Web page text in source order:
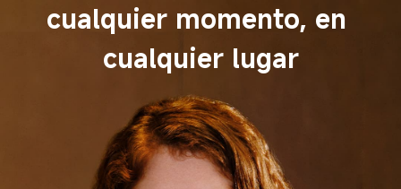
cualquier momento, en
cualquier lugar